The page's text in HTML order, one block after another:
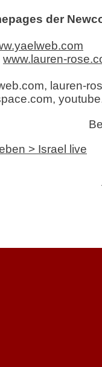
der
www.lauren-
lauren-
> Israel live